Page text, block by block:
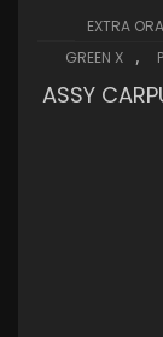
EXTRA
GREEN X ,
ASSY